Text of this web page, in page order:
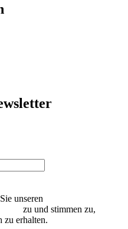
unseren
zu und stimmen zu,
zu erhalten.